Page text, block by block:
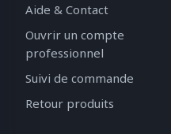
Aide & Contact
Ouvrir un compte
professionnel
Suivi de commande
Retour produits